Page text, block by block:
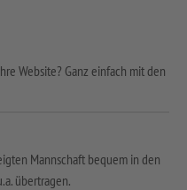
Website? Ganz einfach mit den
Mannschaft bequem in den
übertragen.